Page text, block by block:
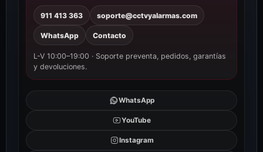
911 413 363 soporte@cctvyalarmas.com
WhatsApp Contacto
L-V 10:00–19:00 · Soporte preventa, pedidos, garantías
y devoluciones.
WhatsApp
YouTube
Instagram